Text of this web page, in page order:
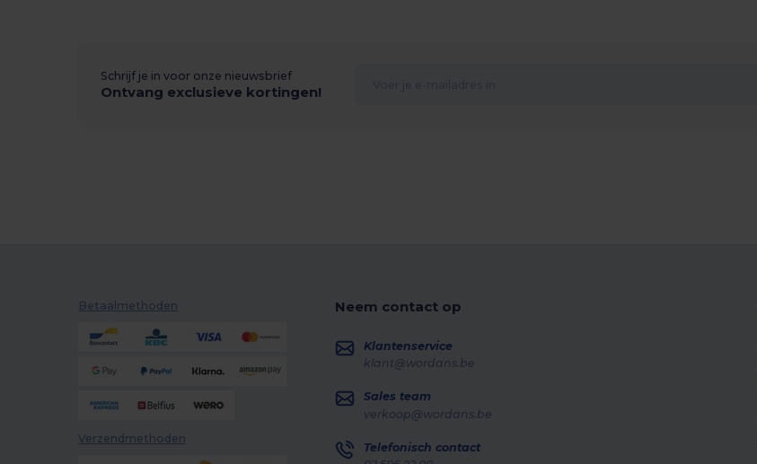
Schrijf je in voor onze nieuwsbrief
Ontvang exclusieve kortingen!
Betaalmethoden
Verzendmethoden
Neem contact op
Klantenservice
klant@wordans.be
Sales team
verkoop@wordans.be
Telefonisch contact